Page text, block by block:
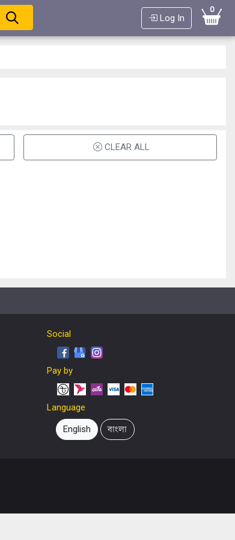
Log In
0
CLEAR ALL
Social
Pay by
Language
English বাংলা